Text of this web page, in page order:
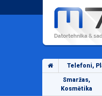
Telefoni,
Smaržas,
Kosmētika